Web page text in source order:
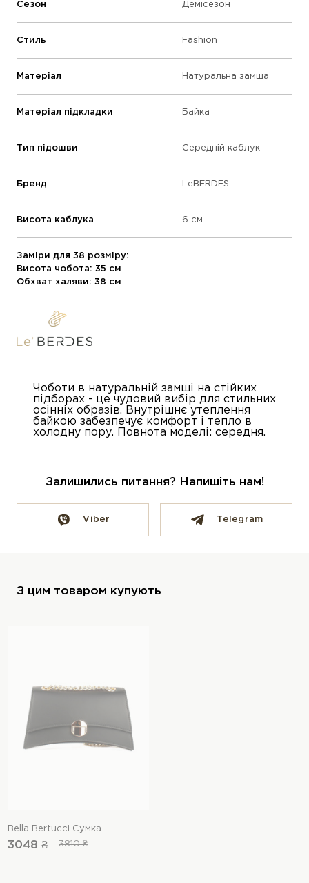
Сезон Демісезон
Стиль Fashion
Матеріал Натуральна замша
Матеріал підкладки Байка
Тип підошви Середній каблук
Бренд LeBERDES
Висота каблука 6 см
Заміри для 38 розміру:
Висота чобота: 35 см
Обхват халяви: 38 см
Чоботи в натуральній замші на стійких
підборах - це чудовий вибір для стильних
осінніх образів. Внутрішнє утеплення
байкою забезпечує комфорт і тепло в
холодну пору. Повнота моделі: середня.
Залишились питання? Напишіть нам!
Viber Telegram
З цим товаром купують
Bella Bertucci Сумка
3048 ₴ 3810 ₴